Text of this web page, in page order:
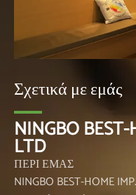
Σχετικά με εμάς
NINGBO BEST-
LTD
ΠΕΡΙ ΕΜΑΣ
NINGBO BEST-HOME